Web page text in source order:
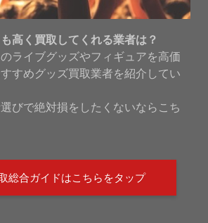
高く買取してくれる業者は？
ライブグッズやフィギュアを高価
すめグッズ買取業者を紹介してい
びで絶対損をしたくないならこち
総合ガイドはこちらをタップ